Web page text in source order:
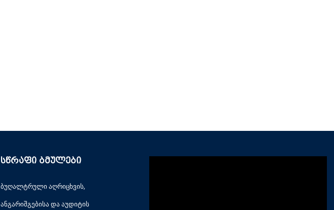
სწრაფი ბმულები
ბუღალტრული აღრიცხვის,
ანგარიშგებისა და აუდიტის